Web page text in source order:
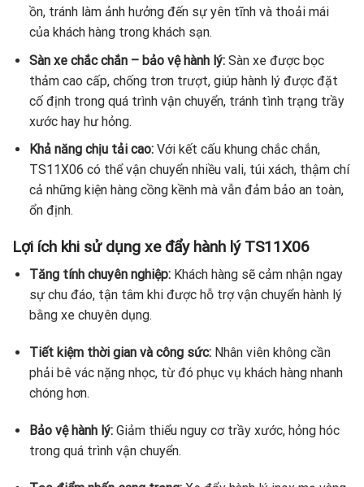
ồn, tránh làm ảnh hưởng đến sự yên tĩnh và thoải mái
của khách hàng trong khách sạn.
Sàn xe chắc chắn – bảo vệ hành lý:Sàn xe được bọc
thảm cao cấp, chống trơn trượt, giúp hành lý được đặt
cố định trong quá trình vận chuyển, tránh tình trạng trầy
xước hay hư hỏng.
Khả năng chịu tải cao:Với kết cấu khung chắc chắn,
TS11X06 có thể vận chuyển nhiều vali, túi xách, thậm chí
cả những kiện hàng cồng kềnh mà vẫn đảm bảo an toàn,
ổn định.
Lợi ích khi sử dụng xe đẩy hành lý TS11X06
Tăng tính chuyên nghiệp:Khách hàng sẽ cảm nhận ngay
sự chu đáo, tận tâm khi được hỗ trợ vận chuyển hành lý
bằng xe chuyên dụng.
Tiết kiệm thời gian và công sức:Nhân viên không cần
phải bê vác nặng nhọc, từ đó phục vụ khách hàng nhanh
chóng hơn.
Bảo vệ hành lý:Giảm thiểu nguy cơ trầy xước, hỏng hóc
trong quá trình vận chuyển.